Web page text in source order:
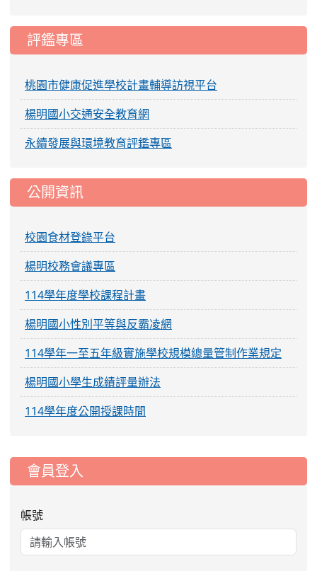
評鑑專區
桃園市健康促進學校計畫輔導訪視平台
楊明國小交通安全教育網
永續發展與環境教育評鑑專區
公開資訊
校園食材登錄平台
楊明校務會議專區
114學年度學校課程計畫
楊明國小性別平等與反霸凌網
114學年一至五年級實施學校規模總量管制作業規定
楊明國小學生成績評量辦法
114學年度公開授課時間
::: 會員登入
帳號